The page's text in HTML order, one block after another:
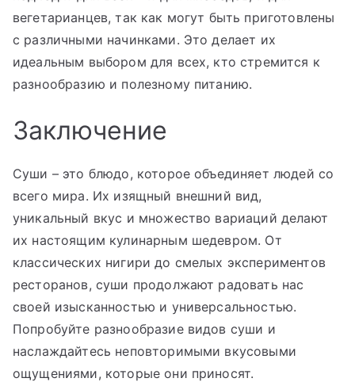
вегетарианцев, так как могут быть приготовлены
с различными начинками. Это делает их
идеальным выбором для всех, кто стремится к
разнообразию и полезному питанию.
Заключение
Суши – это блюдо, которое объединяет людей со
всего мира. Их изящный внешний вид,
уникальный вкус и множество вариаций делают
их настоящим кулинарным шедевром. От
классических нигири до смелых экспериментов
ресторанов, суши продолжают радовать нас
своей изысканностью и универсальностью.
Попробуйте разнообразие видов суши и
наслаждайтесь неповторимыми вкусовыми
ощущениями, которые они приносят.